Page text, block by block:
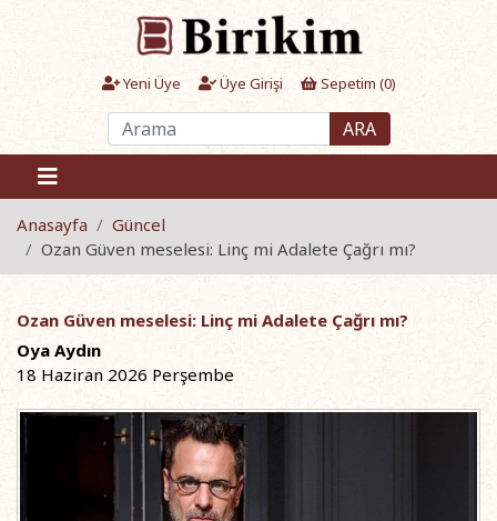
Yeni Üye Üye Girişi Sepetim (0)
ARA
Anasayfa
Güncel
Ozan Güven meselesi: Linç mi Adalete Çağrı mı?
Ozan Güven meselesi: Linç mi Adalete Çağrı mı?
Oya Aydın
18 Haziran 2026 Perşembe